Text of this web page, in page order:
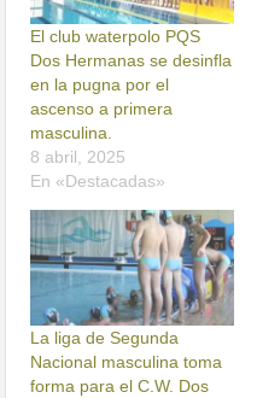
El club waterpolo PQS
Dos Hermanas se desinfla
en la pugna por el
ascenso a primera
masculina.
8 abril, 2025
En «Destacadas»
La liga de Segunda
Nacional masculina toma
forma para el C.W. Dos